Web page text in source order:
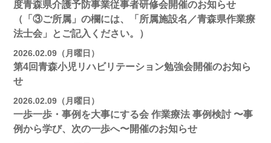
度青森県介護予防事業従事者研修会開催のお知らせ
（「③ご所属」の欄には、「所属施設名／青森県作業療
法士会」とご記入ください。）
2026.02.09（月曜日）
第4回青森小児リハビリテーション勉強会開催のお知ら
せ
2026.02.09（月曜日）
一歩一歩・事例を大事にする会 作業療法 事例検討 〜事
例から学び、次の一歩へ〜開催のお知らせ